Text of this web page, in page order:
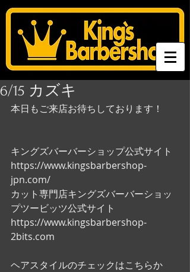
6/15 カズキ
本日もご来店お待ちしております！
キングズバーバーショップ公式サイト
https://www.kingsbarbershop-
jpn.com/
カット専門店キングズバーバーショッ
プツービッツ公式サイト
https://www.kingsbarbershop-
2bits.com
ヘアスタイルのチェックはこちらか